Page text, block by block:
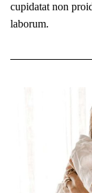
cupidatat non
laborum.